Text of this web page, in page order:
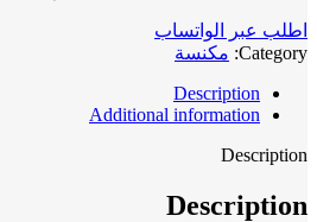
اطلب عبر الواتساب
Category: مكنسة
Description
Additional information
Description
Description